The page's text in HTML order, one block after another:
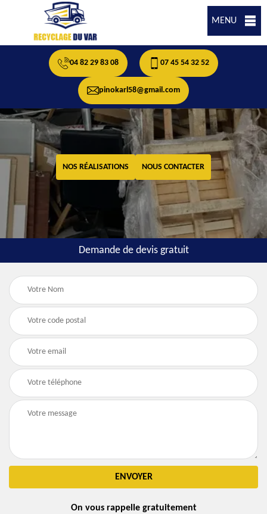
MENU
04 82 29 83 08 07 45 54 32 52
pinokarl58@gmail.com
NOS RÉALISATIONS NOUS CONTACTER
Demande de devis gratuit
On vous rappelle gratuitement